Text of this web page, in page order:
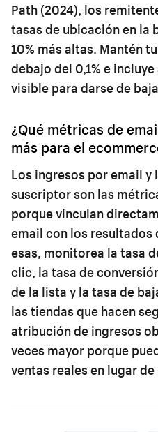
Path (2024), los
tasas de ubicación en la
10% más altas. Mantén
debajo del 0,1% e
visible para darse de
¿Qué métricas de
más para el
Los ingresos por email y
suscriptor son las
porque vinculan
email con los resultados
esas, monitorea la tasa
clic, la tasa de
de la lista y la tasa de
las tiendas que hacen
atribución de ingresos
veces mayor porque
ventas reales en lugar